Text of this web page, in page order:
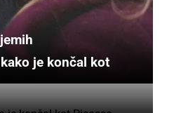
je končal kot